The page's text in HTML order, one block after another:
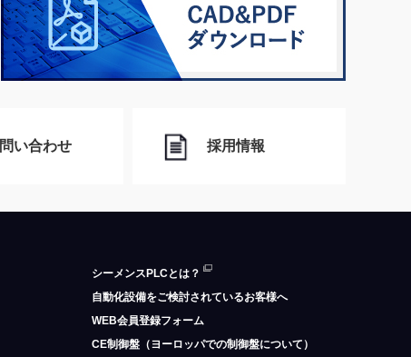
い合わせ 採用情報
シーメンスPLCとは？
自動化設備をご検討されているお客様へ
WEB会員登録フォーム
CE制御盤（ヨーロッパでの制御盤について）